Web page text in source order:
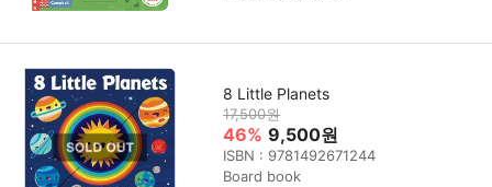
8 Little Planets
17,500원
46% 9,500원
ISBN : 9781492671244
Board book